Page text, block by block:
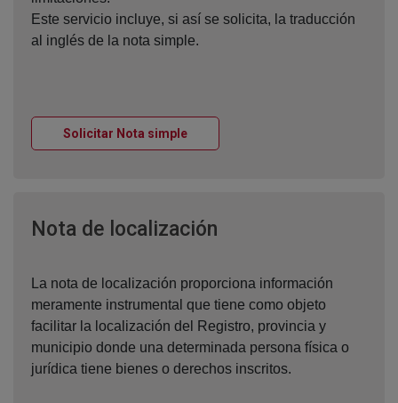
Este servicio incluye, si así se solicita, la traducción
al inglés de la nota simple.
Solicitar Nota simpleVentana nueva
Nota de localización
La nota de localización proporciona información
meramente instrumental que tiene como objeto
facilitar la localización del Registro, provincia y
municipio donde una determinada persona física o
jurídica tiene bienes o derechos inscritos.